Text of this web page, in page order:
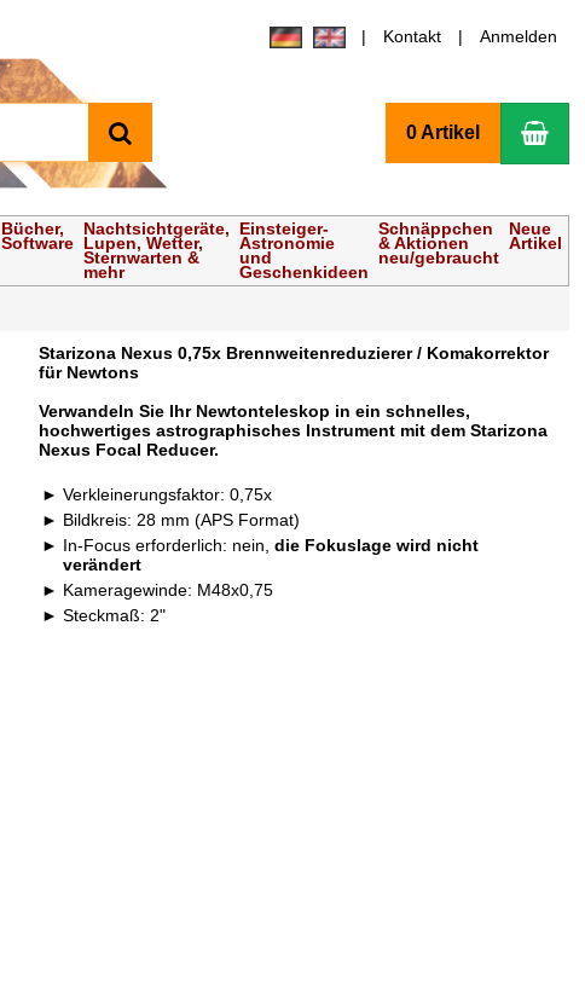
Kontakt Anmelden
0 Artikel
Bücher,
Software
Nachtsichtgeräte,
Lupen, Wetter,
Sternwarten &
mehr
Einsteiger-
Astronomie
und
Geschenkideen
Schnäppchen
& Aktionen
neu/gebraucht
Neue
Artikel
Starizona Nexus 0,75x Brennweitenreduzierer / Komakorrektor
für Newtons
Verwandeln Sie Ihr Newtonteleskop in ein schnelles,
hochwertiges astrographisches Instrument mit dem Starizona
Nexus Focal Reducer.
Verkleinerungsfaktor: 0,75x
Bildkreis: 28 mm (APS Format)
In-Focus erforderlich: nein, die Fokuslage wird nicht
verändert
Kameragewinde: M48x0,75
Steckmaß: 2"